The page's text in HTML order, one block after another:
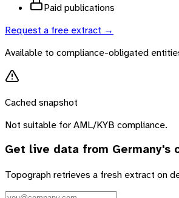
Paid publications
Request a free extract →
Available to compliance-obligated
Cached snapshot
Not suitable for AML/KYB compliance.
Get live data from Germany's
Topograph retrieves a fresh extract on